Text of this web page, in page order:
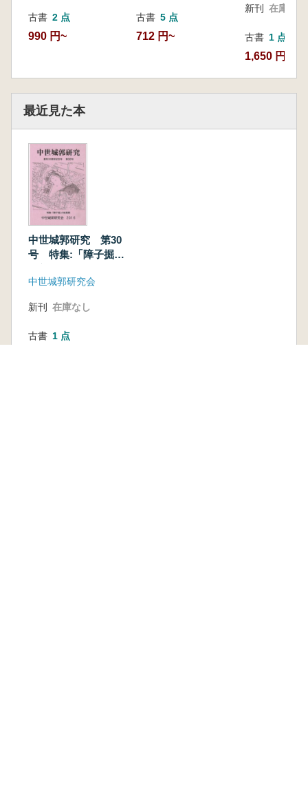
古書 2 点
990 円~
古書 5 点
712 円~
新刊 在庫なし
古書 1 点
1,650 円
最近見た本
中世城郭研究 第30
号 特集:「障子掘」
中世城郭研究会
新刊 在庫なし
古書 1 点